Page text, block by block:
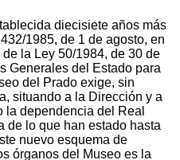
diecisiete años más
1985, de 1 de agosto, en
la Ley 50/1984, de 30 de
Generales del Estado para
del Prado exige, sin
situando a la Dirección y a
la dependencia del Real
de lo que han estado hasta
nuevo esquema de
órganos del Museo es la